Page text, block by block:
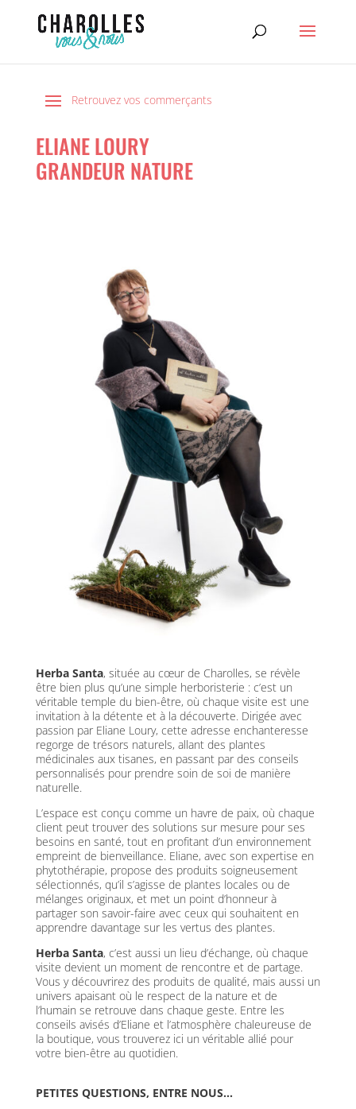
ELIANE LOURY
GRANDEUR NATURE
Herba Santa, située au cœur de Charolles, se révèle
être bien plus qu’une simple herboristerie : c’est un
véritable temple du bien-être, où chaque visite est une
invitation à la détente et à la découverte. Dirigée avec
passion par Eliane Loury, cette adresse enchanteresse
regorge de trésors naturels, allant des plantes
médicinales aux tisanes, en passant par des conseils
personnalisés pour prendre soin de soi de manière
naturelle.
L’espace est conçu comme un havre de paix, où chaque
client peut trouver des solutions sur mesure pour ses
besoins en santé, tout en profitant d’un environnement
empreint de bienveillance. Eliane, avec son expertise en
phytothérapie, propose des produits soigneusement
sélectionnés, qu’il s’agisse de plantes locales ou de
mélanges originaux, et met un point d’honneur à
partager son savoir-faire avec ceux qui souhaitent en
apprendre davantage sur les vertus des plantes.
Herba Santa, c’est aussi un lieu d’échange, où chaque
visite devient un moment de rencontre et de partage.
Vous y découvrirez des produits de qualité, mais aussi un
univers apaisant où le respect de la nature et de
l’humain se retrouve dans chaque geste. Entre les
conseils avisés d’Eliane et l’atmosphère chaleureuse de
la boutique, vous trouverez ici un véritable allié pour
votre bien-être au quotidien.
PETITES QUESTIONS, ENTRE NOUS…